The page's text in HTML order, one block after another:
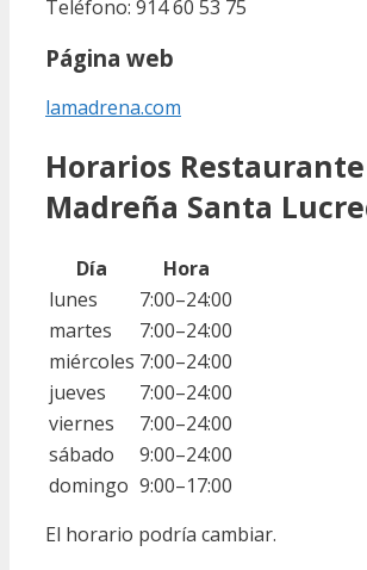
Teléfono: 914 60 53 75
Página web
lamadrena.com
Horarios
Madreña Santa
Día
Hora
lunes
7:00–24:00
martes
7:00–24:00
miércoles 7:00–24:00
jueves
7:00–24:00
viernes
7:00–24:00
sábado
9:00–24:00
domingo 9:00–17:00
El horario podría cambiar.